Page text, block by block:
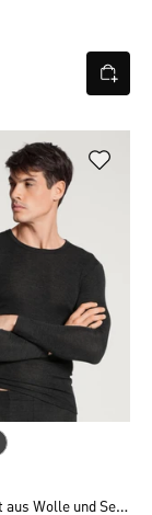
Langarm-Shirt aus Wolle und Seide